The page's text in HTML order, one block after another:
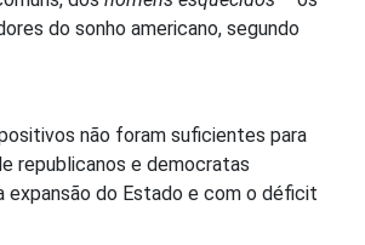
do sonho americano, segundo
não foram suficientes para
republicanos e democratas
expansão do Estado e com o déficit